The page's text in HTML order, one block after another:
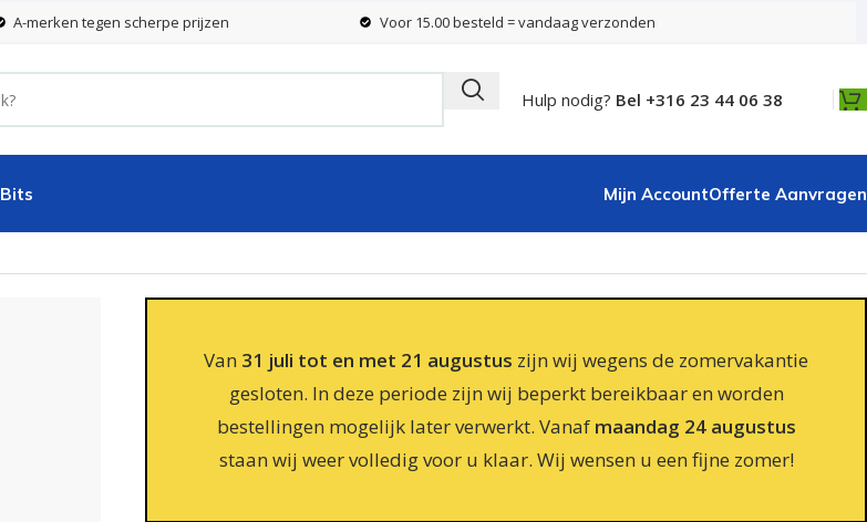
A-merken tegen scherpe prijzen Voor 15.00 besteld = vandaag verzonden
Hulp nodig? Bel +316 23 44 06 38
Bits Mijn AccountOfferte Aanvragen
Van 31 juli tot en met 21 augustus zijn wij wegens de zomervakantie
gesloten. In deze periode zijn wij beperkt bereikbaar en worden
bestellingen mogelijk later verwerkt. Vanaf maandag 24 augustus
staan wij weer volledig voor u klaar. Wij wensen u een fijne zomer!